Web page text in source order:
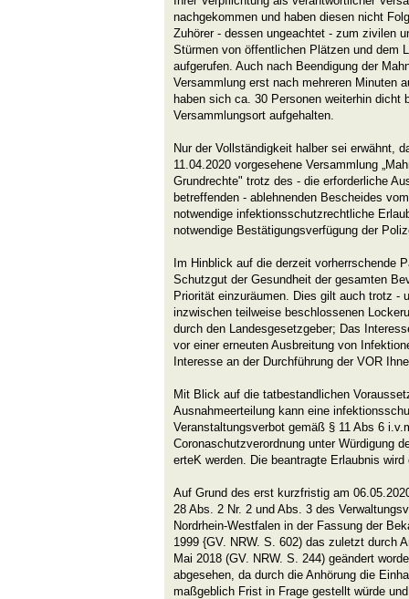
nachgekommen und haben diesen nicht
Zuhörer - dessen ungeachtet - zum zivilen
Stürmen von öffentlichen Plätzen und dem
aufgerufen. Auch nach Beendigung der
Versammlung erst nach mehreren Minuten
haben sich ca. 30 Personen weiterhin dicht
Versammlungsort aufgehalten.
Nur der Vollständigkeit halber sei erwähnt,
11.04.2020 vorgesehene Versammlung
Grundrechte" trotz des - die erforderliche
betreffenden - ablehnenden Bescheides
notwendige infektionsschutzrechtliche
notwendige Bestätigungsverfügung der
Im Hinblick auf die derzeit vorherrschende
Schutzgut der Gesundheit der gesamten
Priorität einzuräumen. Dies gilt auch trotz -
inzwischen teilweise beschlossenen
durch den Landesgesetzgeber; Das
vor einer erneuten Ausbreitung von
Interesse an der Durchführung der VOR
Mit Blick auf die tatbestandlichen
Ausnahmeerteilung kann eine
Veranstaltungsverbot gemäß § 11 Abs 6
Coronaschutzverordnung unter Würdigung
erteK werden. Die beantragte Erlaubnis wird
Auf Grund des erst kurzfristig am
28 Abs. 2 Nr. 2 und Abs. 3 des
Nordrhein-Westfalen in der Fassung der
1999 {GV. NRW. S. 602) das zuletzt durch
Mai 2018 (GV. NRW. S. 244) geändert
abgesehen, da durch die Anhörung die
maßgeblich Frist in Frage gestellt würde